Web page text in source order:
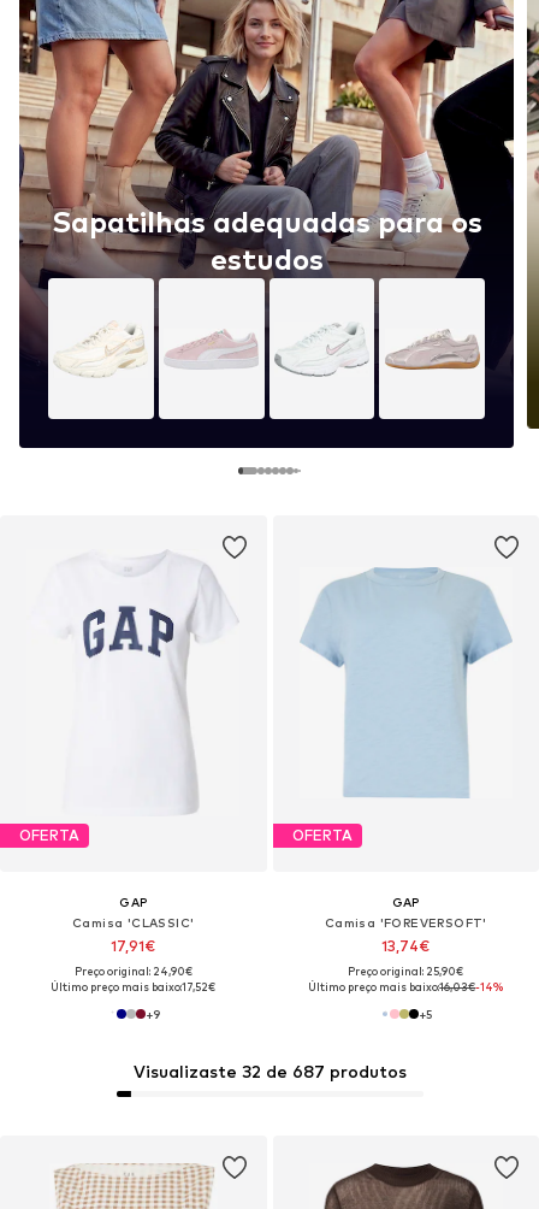
OFERTA
GAP
Camisa 'CLASSIC'
17,91€
Preço original: 24,90€
Último preço mais baixo:17,52€
+9
OFERTA
GAP
Camisa 'FOREVERSOFT'
13,74€
Preço original: 25,90€
Último preço mais baixo:16,03€-14%
+5
Sapatilhas adequadas para os
estudos
Visualizaste 32 de 687 produtos